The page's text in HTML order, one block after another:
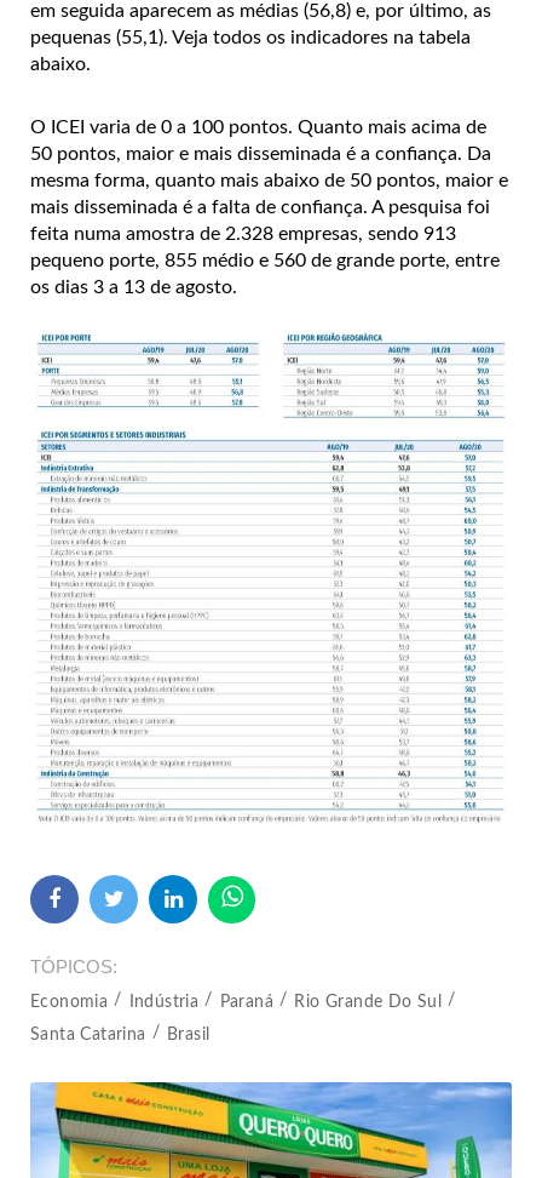
em seguida aparecem as médias (56,8) e, por último, as
pequenas (55,1). Veja todos os indicadores na tabela
abaixo.
O ICEI varia de 0 a 100 pontos. Quanto mais acima de
50 pontos, maior e mais disseminada é a confiança. Da
mesma forma, quanto mais abaixo de 50 pontos, maior e
mais disseminada é a falta de confiança. A pesquisa foi
feita numa amostra de 2.328 empresas, sendo 913
pequeno porte, 855 médio e 560 de grande porte, entre
os dias 3 a 13 de agosto.
TÓPICOS
Economia Indústria Paraná
Rio Grande Do Sul
Santa Catarina
Brasil